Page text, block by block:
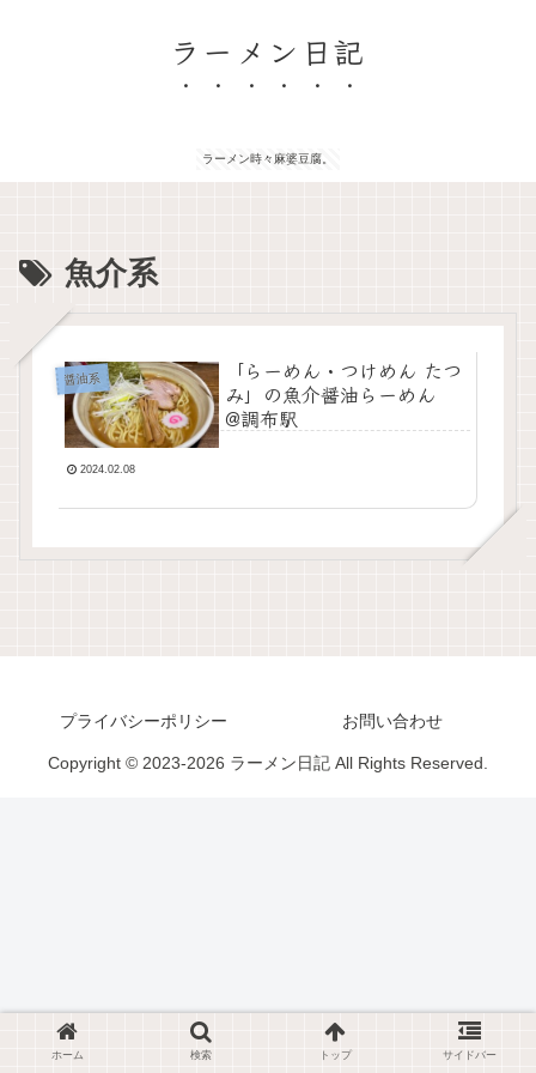
ラーメン日記
ラーメン時々麻婆豆腐。
魚介系
醤油系
「らーめん・つけめん たつ
み」の魚介醤油らーめん
@調布駅
2024.02.08
プライバシーポリシー お問い合わせ
Copyright © 2023-2026 ラーメン日記 All Rights Reserved.
ホーム 検索 トップ サイドバー